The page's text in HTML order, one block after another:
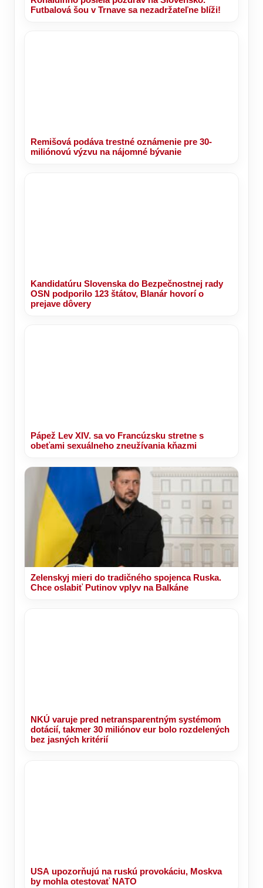
Futbalová šou v Trnave sa nezadržateľne blíži!
Remišová podáva trestné oznámenie pre 30-
miliónovú výzvu na nájomné bývanie
Kandidatúru Slovenska do Bezpečnostnej rady
OSN podporilo 123 štátov, Blanár hovorí o
prejave dôvery
Pápež Lev XIV. sa vo Francúzsku stretne s
obeťami sexuálneho zneužívania kňazmi
Zelenskyj mieri do tradičného spojenca Ruska.
Chce oslabiť Putinov vplyv na Balkáne
NKÚ varuje pred netransparentným systémom
dotácií, takmer 30 miliónov eur bolo rozdelených
bez jasných kritérií
USA upozorňujú na ruskú provokáciu, Moskva
by mohla otestovať NATO